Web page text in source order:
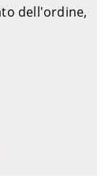
dell'ordine,